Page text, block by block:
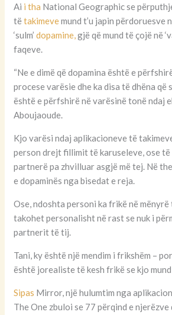
Ai i tha National Geographic se
tëtakimevemund t’u japin përdoruesve
‘sulm’dopamine,gjë që mund të çojë në
faqeve.
“Ne e dimë që dopamina është e
procese varësie dhe ka disa të dhëna që
është e përfshirë në varësinë tonë ndaj
Aboujaoude.
Kjo varësi ndaj aplikacioneve të
person drejt fillimit të karuseleve, ose të
partnerë pa zhvilluar asgjë më tej. Në
e dopaminës nga bisedat e reja.
Ose, ndoshta personi ka frikë në
takohet personalisht në rast se nuk i
partnerit të tij.
Tani, ky është një mendim i frikshëm –
është jorealiste të kesh frikë se kjo
Sipas Mirror, një hulumtim nga
The One zbuloi se 77 përqind e njerëzve